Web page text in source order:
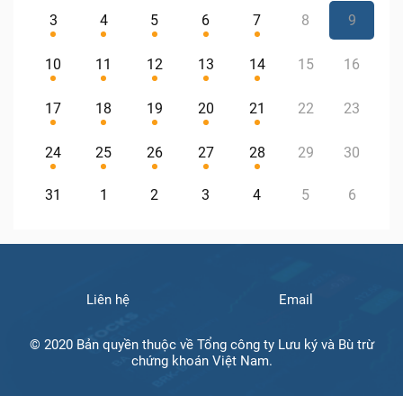
3 4 5 6 7 8 9
10 11 12 13 14 15 16
17 18 19 20 21 22 23
24 25 26 27 28 29 30
31 1 2 3 4 5 6
Liên hệ Email
© 2020 Bản quyền thuộc về Tổng công ty Lưu ký và Bù trừ
chứng khoán Việt Nam.